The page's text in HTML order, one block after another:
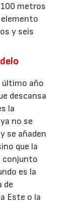
metros
elemento
y seis
último año
descansa
la
no se
se añaden
que la
conjunto
es la
de
Este o la